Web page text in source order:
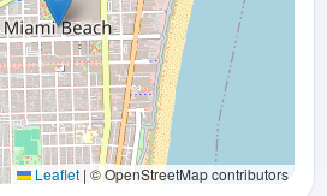
Leaflet | © OpenStreetMap contributors